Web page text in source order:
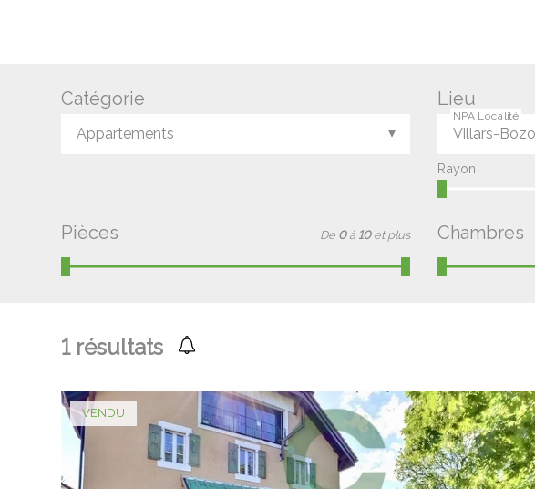
Catégorie
Appartements
Lieu
NPA Localité
Rayon
Pièces De 0 à 10 et plus Chambres
1résultats
VENDU